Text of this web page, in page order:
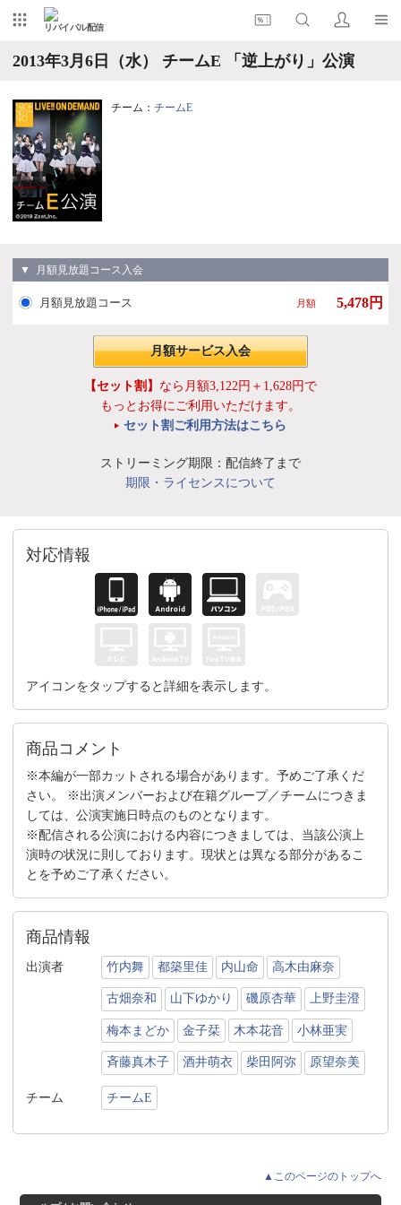
リバイバル配信
2013年3月6日（水） チームE 「逆上がり」公演
チーム： チームE
▼ 月額見放題コース入会
月額見放題コース 月額 5,478円
月額サービス入会
【セット割】 なら月額3,122円＋1,628円で
もっとお得にご利用いただけます。
セット割ご利用方法はこちら
ストリーミング期限：配信終了まで
期限・ライセンスについて
対応情報
アイコンをタップすると詳細を表示します。
商品コメント
※本編が一部カットされる場合があります。予めご了承くだ
さい。 ※出演メンバーおよび在籍グループ／チームにつきま
しては、公演実施日時点のものとなります。
※配信される公演における内容につきましては、当該公演上
演時の状況に則しております。現状とは異なる部分があるこ
とを予めご了承ください。
商品情報
出演者 竹内舞 都築里佳 内山命 高木由麻奈
古畑奈和 山下ゆかり 磯原杏華 上野圭澄
梅本まどか 金子栞 木本花音 小林亜実
斉藤真木子 酒井萌衣 柴田阿弥 原望奈美
チーム チームE
▲このページのトップへ